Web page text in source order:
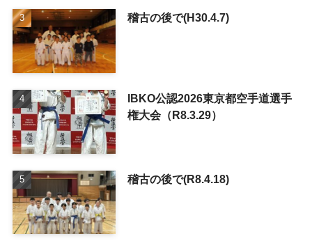
稽古の後で(H30.4.7)
IBKO公認2026東京都空手道選手
権大会（R8.3.29）
稽古の後で(R8.4.18)